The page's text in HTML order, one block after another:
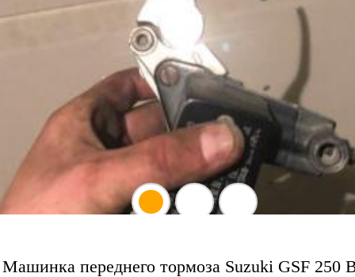
Машинка переднего тормоза Suzuki GSF 250